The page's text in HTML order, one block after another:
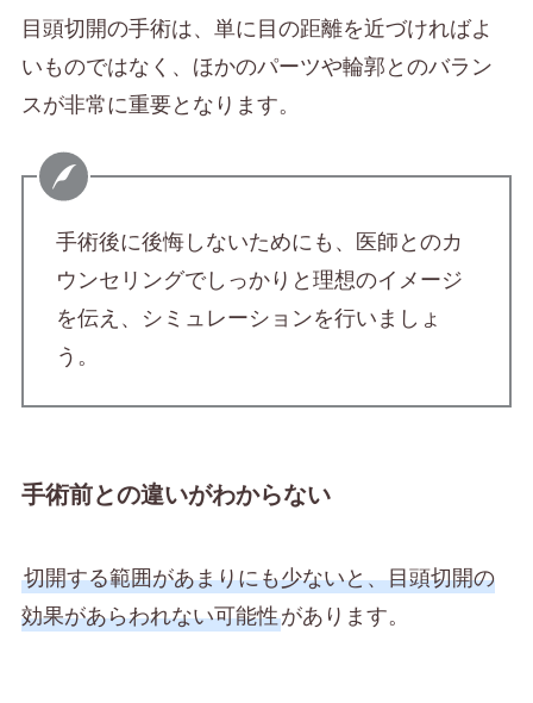
目頭切開の手術は、単に目の距離を近づければよ
いものではなく、ほかのパーツや輪郭とのバラン
スが非常に重要となります。
手術後に後悔しないためにも、医師とのカ
ウンセリングでしっかりと理想のイメージ
を伝え、シミュレーションを行いましょ
う。
手術前との違いがわからない
切開する範囲があまりにも少ないと、目頭切開の
効果があらわれない可能性があります。